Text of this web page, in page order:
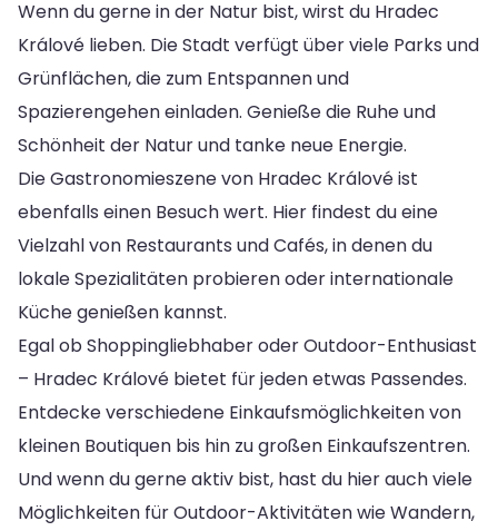
Wenn du gerne in der Natur bist, wirst du Hradec
Králové lieben. Die Stadt verfügt über viele Parks und
Grünflächen, die zum Entspannen und
Spazierengehen einladen. Genieße die Ruhe und
Schönheit der Natur und tanke neue Energie.
Die Gastronomieszene von Hradec Králové ist
ebenfalls einen Besuch wert. Hier findest du eine
Vielzahl von Restaurants und Cafés, in denen du
lokale Spezialitäten probieren oder internationale
Küche genießen kannst.
Egal ob Shoppingliebhaber oder Outdoor-Enthusiast
– Hradec Králové bietet für jeden etwas Passendes.
Entdecke verschiedene Einkaufsmöglichkeiten von
kleinen Boutiquen bis hin zu großen Einkaufszentren.
Und wenn du gerne aktiv bist, hast du hier auch viele
Möglichkeiten für Outdoor-Aktivitäten wie Wandern,